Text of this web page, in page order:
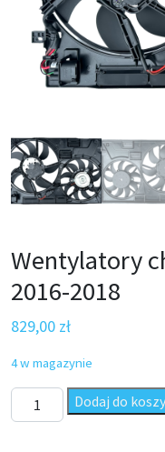
Wentylatory
2016-2018
829,00 zł
4 w magazynie
ilość Wentylatory
Dodaj do